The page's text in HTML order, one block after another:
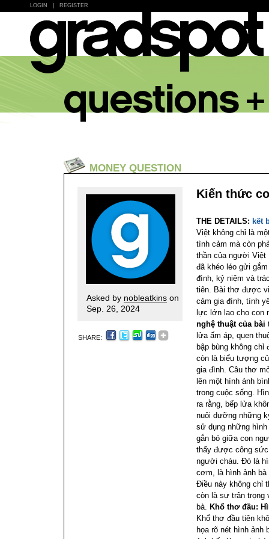
LOGIN REGISTER
MONEY QUESTION
Asked by nobleatkins on
Sep. 26, 2024
SHARE:
Kiến thức
THE DETAILS: kết
Việt không chỉ là
tình cảm mà còn
thần của người Việt
đã khéo léo gửi
đình, kỷ niệm và
tiên. Bài thơ được
cảm gia đình, tình
lực lớn lao cho con
nghệ thuật của bài
lửa ấm áp, quen
bập bùng không chỉ
còn là biểu tượng
gia đình. Câu thơ
lên một hình ảnh
trong cuộc sống.
ra rằng, bếp lửa
nuôi dưỡng những
sử dụng những
gắn bó giữa con
thấy được công
người cháu. Đó là
cơm, là hình ảnh
Điều này không chỉ
còn là sự trân trọng
bà. Khổ thơ đầu:
Khổ thơ đầu tiên
họa rõ nét hình ảnh